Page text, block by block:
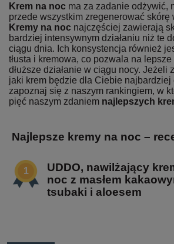
Krem na noc ma za zadanie odżywić,
przede wszystkim zregenerować skórę
Kremy na noc najczęściej zawierają
bardziej intensywnym działaniu niż te
ciągu dnia. Ich konsystencja również
tłusta i kremowa, co pozwala na lepsze
dłuższe działanie w ciągu nocy. Jeżeli
jaki krem będzie dla Ciebie najbardziej
zapoznaj się z naszym rankingiem, w
pięć naszym zdaniem najlepszych
Najlepsze kremy na noc –
UDDO, nawilżający
noc z masłem
tsubaki i aloesem